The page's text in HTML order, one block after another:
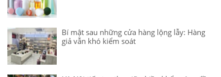
Bí mật sau những cửa hàng lộng lẫy: Hàng
giả vẫn khó kiểm soát